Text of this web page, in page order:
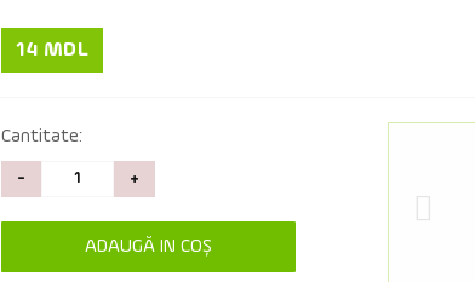
14 MDL
Cantitate:
- +
ADAUGĂ IN COŞ